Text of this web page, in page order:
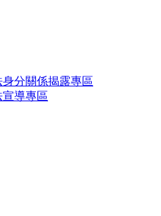
分關係揭露專區
導專區